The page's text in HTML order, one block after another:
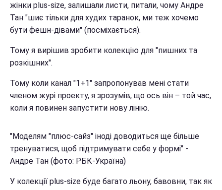
жінки plus-size, залишали листи, питали, чому Андре
Тан "шиє тільки для худих таранок, ми теж хочемо
бути фешн-дівами" (посміхається).
Тому я вирішив зробити колекцію для "пишних та
розкішних".
Тому коли канал "1+1" запропонував мені стати
членом журі проекту, я зрозумів, що ось він – той час,
коли я повинен запустити нову лінію.
"Моделям "плюс-сайз" іноді доводиться ще більше
тренуватися, щоб підтримувати себе у формі" -
Андре Тан (фото: РБК-Україна)
У колекції plus-size буде багато льону, бавовни, так як